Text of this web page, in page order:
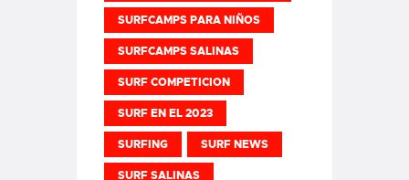
SURFCAMPS PARA NIÑOS
SURFCAMPS SALINAS
SURF COMPETICION
SURF EN EL 2023
SURFING SURF NEWS
SURF SALINAS